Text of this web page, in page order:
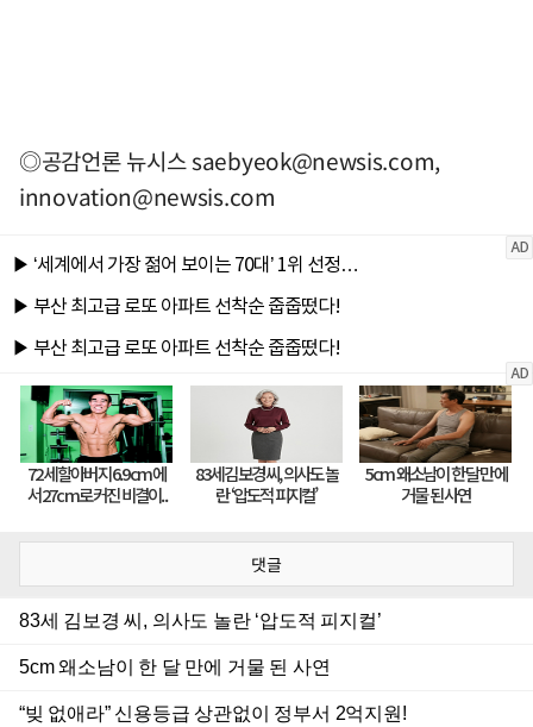
◎공감언론 뉴시스saebyeok@newsis.com,
innovation@newsis.com
댓글